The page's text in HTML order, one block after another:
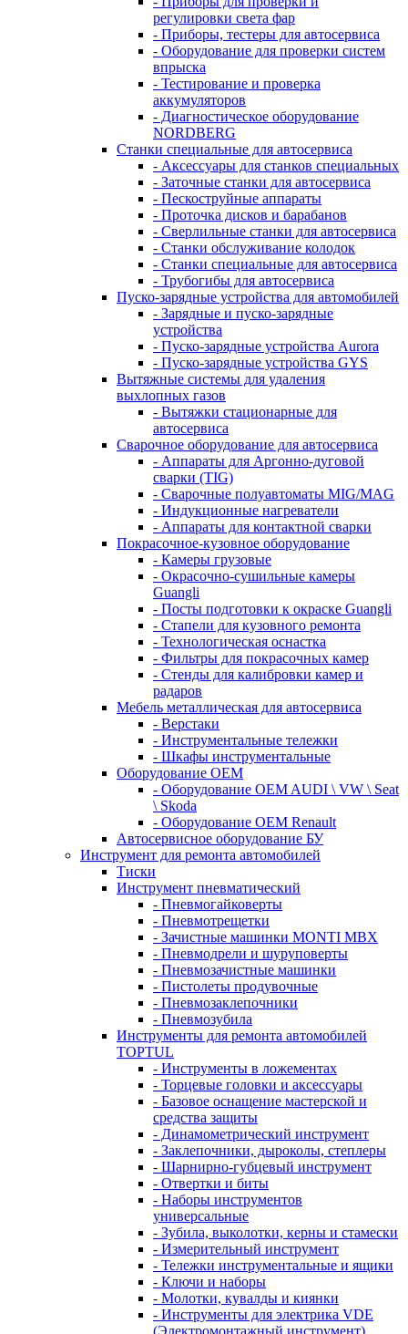
регулировки света фар
- Приборы, тестеры для автосервиса
- Оборудование для проверки систем
впрыска
- Тестирование и проверка
аккумуляторов
- Диагностическое оборудование
NORDBERG
Станки специальные для автосервиса
- Аксессуары для станков специальных
- Заточные станки для автосервиса
- Пескоструйные аппараты
- Проточка дисков и барабанов
- Сверлильные станки для автосервиса
- Станки обслуживание колодок
- Станки специальные для автосервиса
- Трубогибы для автосервиса
Пуско-зарядные устройства для автомобилей
- Зарядные и пуско-зарядные
устройства
- Пуско-зарядные устройства Aurora
- Пуско-зарядные устройства GYS
Вытяжные системы для удаления
выхлопных газов
- Вытяжки стационарные для
автосервиса
Сварочное оборудование для автосервиса
- Аппараты для Аргонно-дуговой
сварки (TIG)
- Сварочные полуавтоматы MIG/MAG
- Индукционные нагреватели
- Аппараты для контактной сварки
Покрасочное-кузовное оборудование
- Камеры грузовые
- Окрасочно-сушильные камеры
Guangli
- Посты подготовки к окраске Guangli
- Стапели для кузовного ремонта
- Технологическая оснастка
- Фильтры для покрасочных камер
- Стенды для калибровки камер и
радаров
Мебель металлическая для автосервиса
- Верстаки
- Инструментальные тележки
- Шкафы инструментальные
Оборудование OEM
- Оборудование OEM AUDI \ VW \ Seat
\ Skoda
- Оборудование OEM Renault
Автосервисное оборудование БУ
Инструмент для ремонта автомобилей
Тиски
Инструмент пневматический
- Пневмогайковерты
- Пневмотрещетки
- Зачистные машинки MONTI MBX
- Пневмодрели и шуруповерты
- Пневмозачистные машинки
- Пистолеты продувочные
- Пневмозаклепочники
- Пневмозубила
Инструменты для ремонта автомобилей
TOPTUL
- Инструменты в ложементах
- Торцевые головки и аксессуары
- Базовое оснащение мастерской и
средства защиты
- Динамометрический инструмент
- Заклепочники, дыроколы, степлеры
- Шарнирно-губцевый инструмент
- Отвертки и биты
- Наборы инструментов
универсальные
- Зубила, выколотки, керны и стамески
- Измерительный инструмент
- Тележки инструментальные и ящики
- Ключи и наборы
- Молотки, кувалды и киянки
- Инструменты для электрика VDE
(Электромонтажный инструмент)